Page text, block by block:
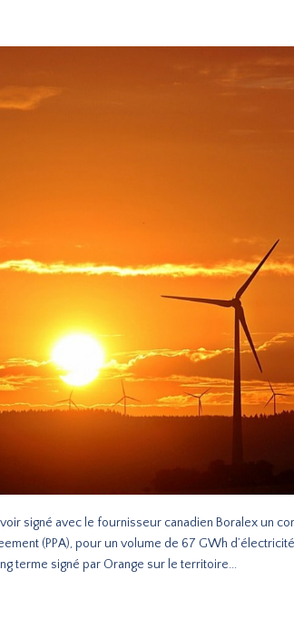
signé avec le fournisseur canadien Boralex un
(PPA), pour un volume de 67 GWh
terme signé par Orange sur le territoire...